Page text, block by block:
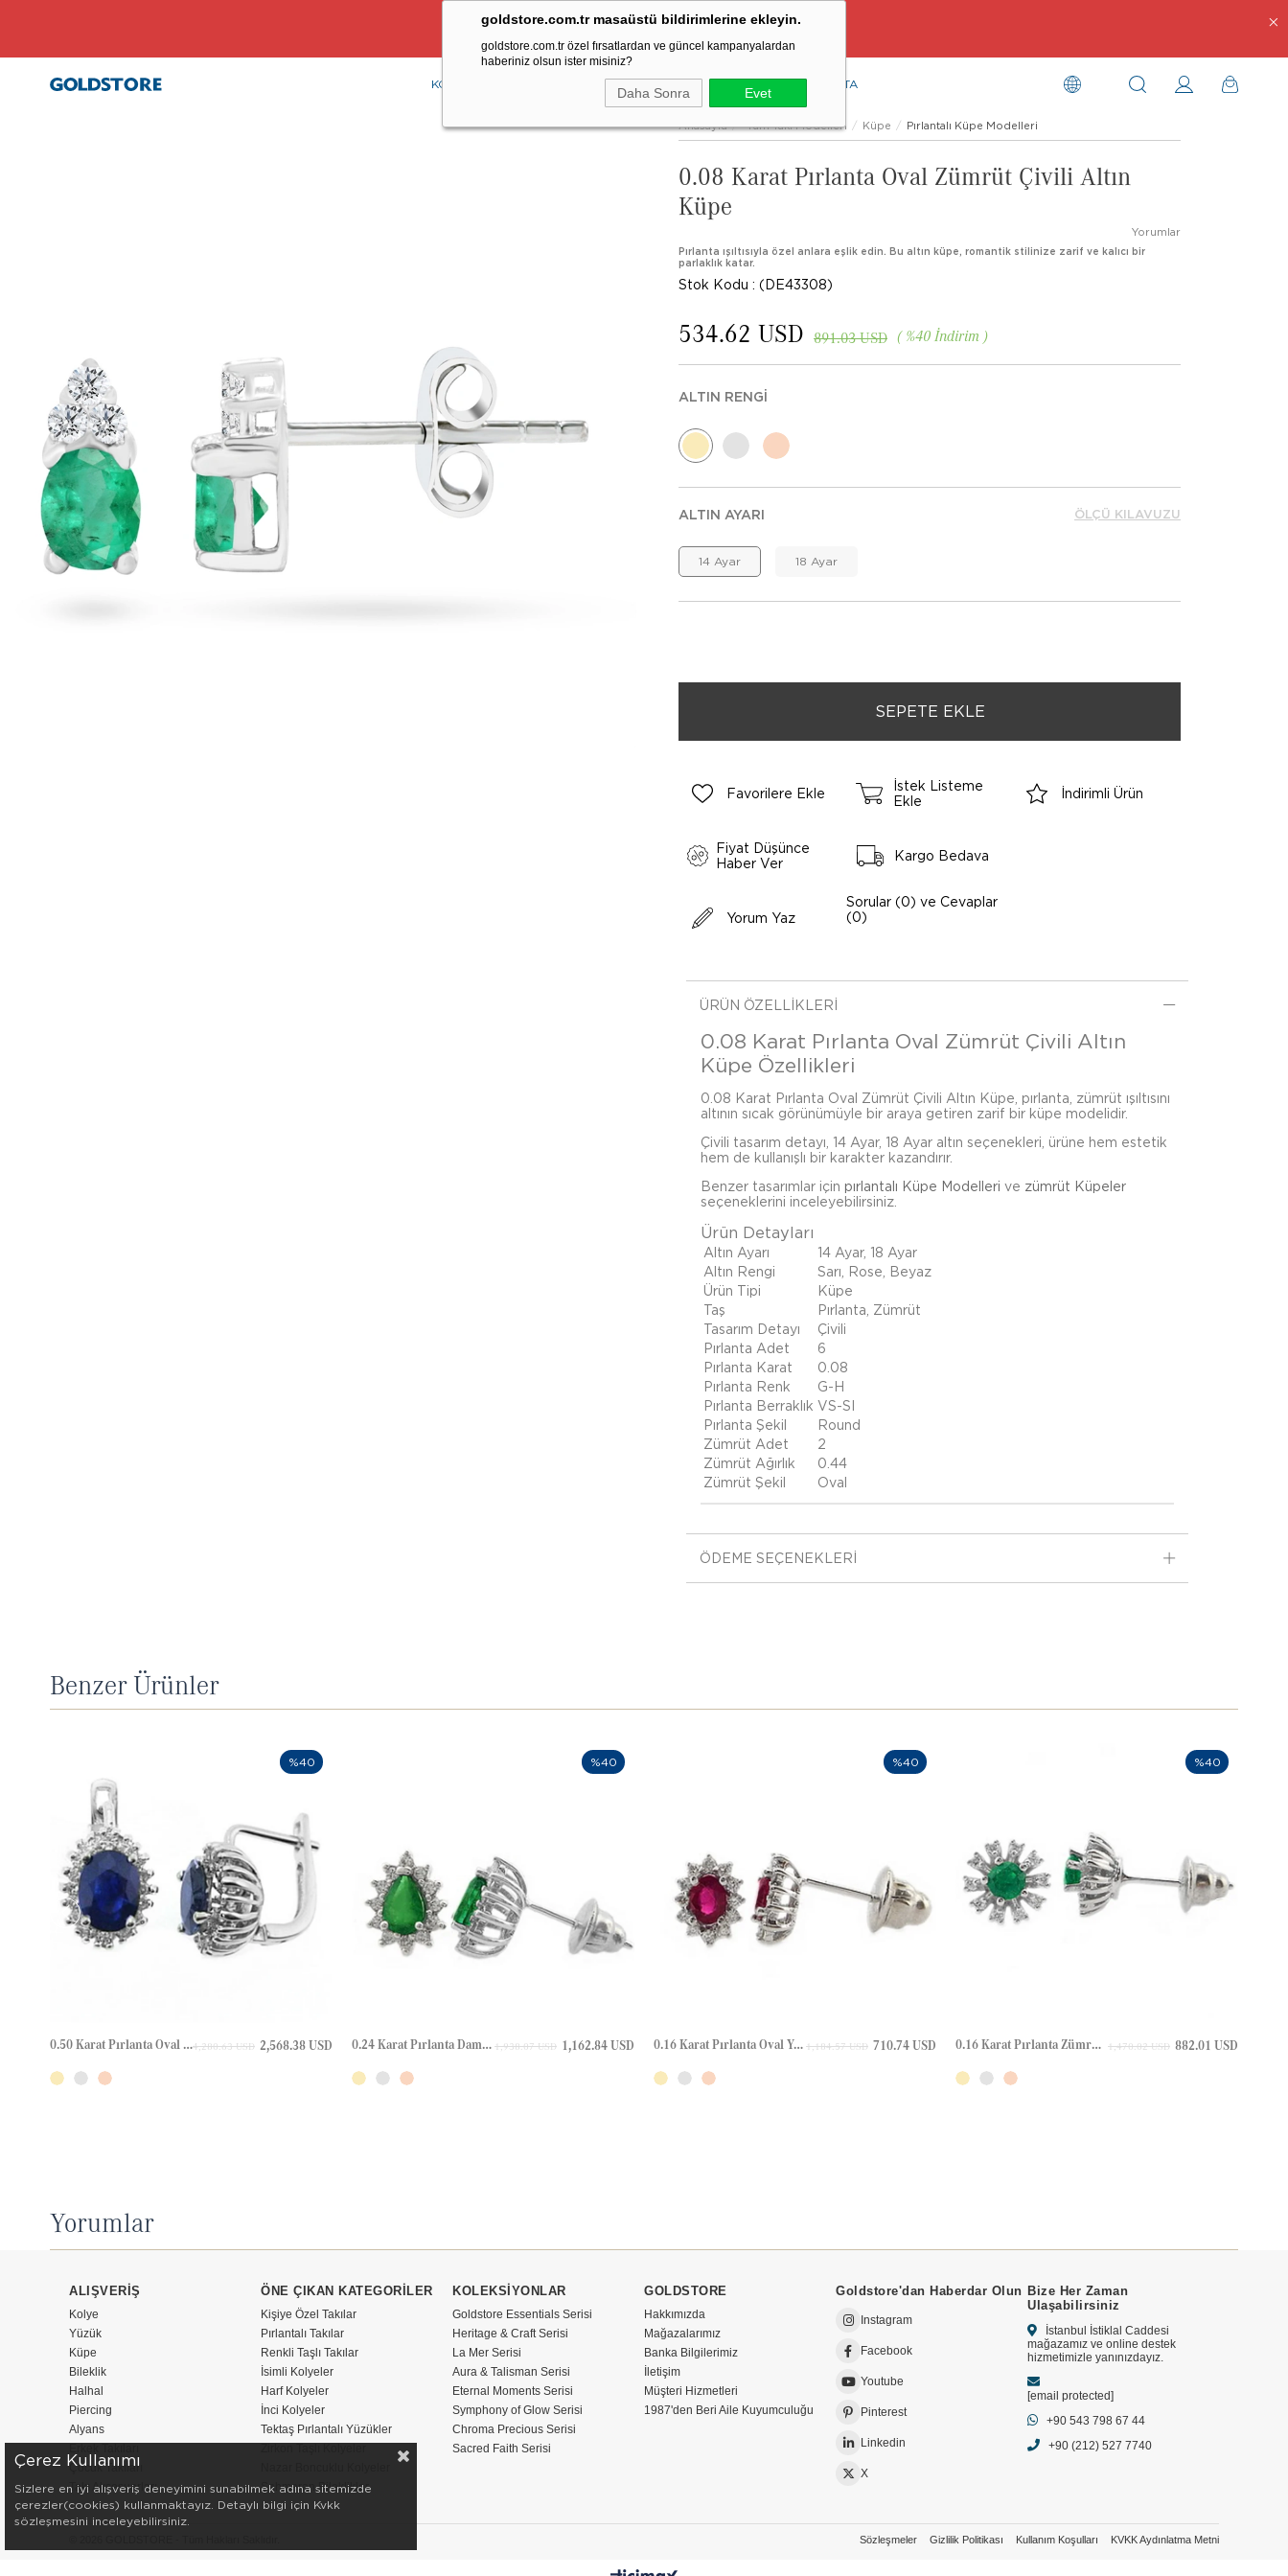
goldstore.com.tr masaüstü bildirimlerine ekleyin.
goldstore.com.tr özel fırsatlardan ve güncel kampanyalardan
haberiniz olsun ister misiniz?
Daha Sonra Evet
Ücretsiz Aynı Gün Kargo Fırsatı
KOLYE BİLEKLİK RENKLİ TAŞLAR PIRLANTA
Anasayfa Tüm Takı Modelleri Küpe Pırlantalı Küpe Modelleri
0.08 Karat Pırlanta Oval Zümrüt Çivili Altın
Küpe
Yorumlar
Pırlanta ışıltısıyla özel anlara eşlik edin. Bu altın küpe, romantik stilinize zarif ve kalıcı bir
parlaklık katar.
Stok Kodu (DE43308)
%40 İndirim
891.03 USD
534.62 USD
ALTIN RENGI
ALTIN AYARI
14 Ayar 18 Ayar
ÖLÇÜ KILAVUZU
Favorilere Ekle
İstek Listeme
Ekle
İndirimli Ürün
Fiyat Düşünce
Haber Ver
Kargo Bedava
Yorum Yaz
Sorular (0) ve Cevaplar
(0)
ÜRÜN ÖZELLIKLERI
0.08 Karat Pırlanta Oval Zümrüt Çivili Altın
Küpe Özellikleri
0.08 Karat Pırlanta Oval Zümrüt Çivili Altın Küpe, pırlanta, zümrüt ışıltısını
altının sıcak görünümüyle bir araya getiren zarif bir küpe modelidir.
Çivili tasarım detayı, 14 Ayar, 18 Ayar altın seçenekleri, ürüne hem estetik
hem de kullanışlı bir karakter kazandırır.
Benzer tasarımlar için pırlantalı Küpe Modelleri ve zümrüt Küpeler
seçeneklerini inceleyebilirsiniz.
Ürün Detayları
Altın Ayarı
14 Ayar, 18 Ayar
Altın Rengi
Sarı, Rose, Beyaz
Ürün Tipi
Küpe
Taş
Pırlanta, Zümrüt
Tasarım Detayı
Çivili
Pırlanta Adet
6
Pırlanta Karat
0.08
Pırlanta Renk
G-H
Pırlanta Berraklık VS-SI
Pırlanta Şekil
Round
Zümrüt Adet
2
Zümrüt Ağırlık
0.44
Zümrüt Şekil
Oval
ÖDEME SEÇENEKLERI
Benzer Ürünler
0.50 Karat Pırlanta Oval Safir Halo Çivili Altın Küpe 2,568.38 USD
4,280.63 USD
%40
0.24 Karat Pırlanta Damla Zümrüt Halo Çivili Altın Küpe 1,162.84 USD
1,938.07 USD
%40
0.16 Karat Pırlanta Oval Yakut Halo Çivili Altın Küpe 710.74 USD
1,184.57 USD
%40
0.16 Karat Pırlanta Zümrüt Halo Çivili Altın Küpe 882.01 USD
1,470.02 USD
%40
Yorumlar
ALIŞVERİŞ
Kolye
Yüzük
Küpe
Bileklik
Halhal
Piercing
Alyans
Çocuk Takıları
Takı Aksesuarları
ÖNE ÇIKAN KATEGORİLER
Kişiye Özel Takılar
Pırlantalı Takılar
Renkli Taşlı Takılar
İsimli Kolyeler
Harf Kolyeler
İnci Kolyeler
Tektaş Pırlantalı Yüzükler
Şahmeran Bileklikler
KOLEKSİYONLAR
Goldstore Essentials Serisi
Heritage & Craft Serisi
La Mer Serisi
Aura & Talisman Serisi
Eternal Moments Serisi
Symphony of Glow Serisi
Chroma Precious Serisi
Sacred Faith Serisi
GOLDSTORE
Hakkımızda
Mağazalarımız
Banka Bilgilerimiz
İletişim
Müşteri Hizmetleri
1987'den Beri Aile Kuyumculuğu
Goldstore'dan Haberdar Olun
Instagram
Facebook
Youtube
Pinterest
Linkedin
X
Bize Her Zaman
Ulaşabilirsiniz
İstanbul İstiklal Caddesi
mağazamız ve online destek
hizmetimizle yanınızdayız.
[email protected]
+90 543 798 67 44
+90 (212) 527 7740
Sözleşmeler Gizlilik Politikası Kullanım Koşulları KVKK Aydınlatma Metni
Çerez Kullanımı
Sizlere en iyi alışveriş deneyimini sunabilmek adına sitemizde
çerezler(cookies) kullanmaktayız. Detaylı bilgi için Kvkk
sözleşmesini inceleyebilirsiniz.